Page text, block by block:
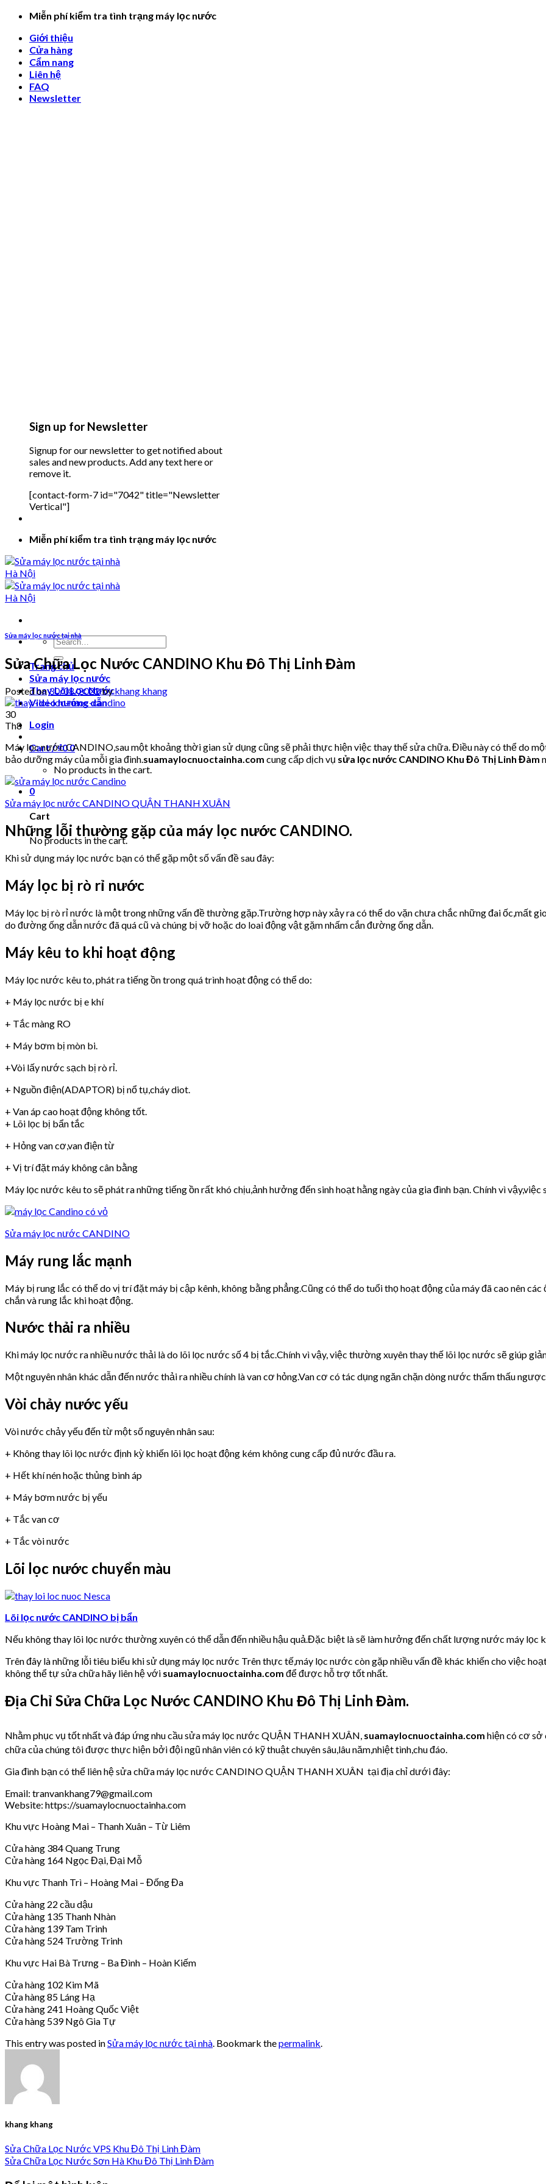
Skip
content
Miễn phí kiểm tra tình trạng máy lọc nước
Giới thiệu
Cửa hàng
Cẩm nang
Liên hệ
FAQ
Newsletter
Sign up for Newsletter
Signup for our newsletter to get notified about
sales and new products. Add any text here or
remove it.
[contact-form-7 id="7042" title="Newsletter
Vertical"]
Miễn phí kiểm tra tình trạng máy lọc nước
Search
for:
Trang chủ
Sửa máy lọc nước
Thay Lõi Lọc Nước
Video hướng dẫn
Login
Cart /₫00
No products in the cart.
0
Cart
No products in the cart.
Sửa máy lọc nước tại nhà
Sửa Chữa Lọc Nước CANDINO Khu Đô Thị Linh Đàm
Posted on30/08/2022bykhang khang
30
Th8
Máy lọc nước CANDINO,sau một khoảng thời gian sử dụng cũng sẽ phải thực hiện việc thay thế sửa chữa. Điều này có thể do
bảo dưỡng máy của mỗi gia đình.suamaylocnuoctainha.com cung cấp dịch vụ sửa lọc nước CANDINO Khu Đô Thị Linh Đàm
Sửa máy lọc nước CANDINO QUẬN THANH XUÂN
Những lỗi thường gặp của máy lọc nước CANDINO.
Khi sử dụng máy lọc nước bạn có thể gặp một số vấn đề sau đây:
Máy lọc bị rò rỉ nước
Máy lọc bị rò rỉ nước là một trong những vấn đề thường gặp.Trường hợp này xảy ra có thể do vặn chưa chắc những đai ốc,mất
do đường ống dẫn nước đã quá cũ và chúng bị vỡ hoặc do loai động vật gặm nhấm cắn đường ống dẫn.
Máy kêu to khi hoạt động
Máy lọc nước kêu to, phát ra tiếng ồn trong quá trình hoạt động có thể do:
+ Máy lọc nước bị e khí
+ Tắc màng RO
+ Máy bơm bị mòn bi.
+Vòi lấy nước sạch bị rò rỉ.
+ Nguồn điện(ADAPTOR) bị nổ tụ,cháy diot.
+ Van áp cao hoạt động không tốt.
+ Lõi lọc bị bẩn tắc
+ Hỏng van cơ,van điện từ
+ Vị trí đặt máy không cân bằng
Máy lọc nước kêu to sẽ phát ra những tiếng ồn rất khó chịu,ảnh hưởng đến sinh hoạt hằng ngày của gia đình bạn. Chính vì
Sửa máy lọc nước CANDINO
Máy rung lắc mạnh
Máy bị rung lắc có thể do vị trí đặt máy bị cập kênh, không bằng phẳng.Cũng có thể do tuổi thọ hoạt động của máy đã cao nên
chắn và rung lắc khi hoạt động.
Nước thải ra nhiều
Khi máy lọc nước ra nhiều nước thải là do lõi lọc nước số 4 bị tắc.Chính vì vậy, việc thường xuyên thay thế lõi lọc nước sẽ giúp
Một nguyên nhân khác dẫn đến nước thải ra nhiều chính là van cơ hỏng.Van cơ có tác dụng ngăn chặn dòng nước thẩm thấu
Vòi chảy nước yếu
Vòi nước chảy yếu đến từ một số nguyên nhân sau:
+ Không thay lõi lọc nước định kỳ khiến lõi lọc hoạt động kém không cung cấp đủ nước đầu ra.
+ Hết khí nén hoặc thủng bình áp
+ Máy bơm nước bị yếu
+ Tắc van cơ
+ Tắc vòi nước
Lõi lọc nước chuyển màu
Lõi lọc nước CANDINO bị bẩn
Nếu không thay lõi lọc nước thường xuyên có thể dẫn đến nhiều hậu quả.Đặc biệt là sẽ làm hưởng đến chất lượng nước máy lọc
Trên đây là những lỗi tiêu biểu khi sử dụng máy lọc nước Trên thực tế,máy lọc nước còn gặp nhiều vấn đề khác khiến cho việc
không thể tự sửa chữa hãy liên hệ với suamaylocnuoctainha.com để được hỗ trợ tốt nhất.
Địa Chỉ Sửa Chữa Lọc Nước CANDINO Khu Đô Thị Linh Đàm.
Nhằm phục vụ tốt nhất và đáp ứng nhu cầu sửa máy lọc nước QUẬN THANH XUÂN, suamaylocnuoctainha.com hiện có cơ
chữa của chúng tôi được thực hiện bởi đội ngũ nhân viên có kỹ thuật chuyên sâu,lâu năm,nhiệt tình,chu đáo.
Gia đình bạn có thể liên hệ sửa chữa máy lọc nước CANDINO QUẬN THANH XUÂN tại địa chỉ dưới đây:
Email: tranvankhang79@gmail.com
Website: https://suamaylocnuoctainha.com
Khu vực Hoàng Mai – Thanh Xuân – Từ Liêm
Cửa hàng 384 Quang Trung
Cửa hàng 164 Ngọc Đại, Đại Mỗ
Khu vực Thanh Trì – Hoàng Mai – Đống Đa
Cửa hàng 22 cầu dậu
Cửa hàng 135 Thanh Nhàn
Cửa hàng 139 Tam Trinh
Cửa hàng 524 Trường Trinh
Khu vực Hai Bà Trưng – Ba Đình – Hoàn Kiếm
Cửa hàng 102 Kim Mã
Cửa hàng 85 Láng Hạ
Cửa hàng 241 Hoàng Quốc Việt
Cửa hàng 539 Ngô Gia Tự
This entry was posted inSửa máy lọc nước tại nhà . Bookmark thepermalink
khang khang
Sửa Chữa Lọc Nước VPS Khu Đô Thị Linh Đàm
Sửa Chữa Lọc Nước Sơn Hà Khu Đô Thị Linh Đàm